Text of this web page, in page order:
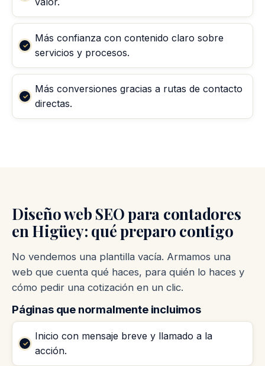
Más confianza con contenido claro sobre
servicios y procesos.
Más conversiones gracias a rutas de contacto
directas.
Diseño web SEO para contadores
en Higüey: qué preparo contigo
No vendemos una plantilla vacía. Armamos una
web que cuenta qué haces, para quién lo haces y
cómo pedir una cotización en un clic.
Páginas que normalmente incluimos
Inicio con mensaje breve y llamado a la
acción.